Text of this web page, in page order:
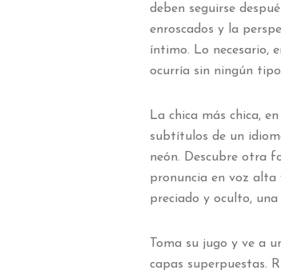
deben seguirse
enroscados y la
íntimo. Lo necesario,
ocurría sin ningún
La chica más chica,
subtítulos de un
neón. Descubre otra
pronuncia en voz alta
preciado y oculto,
Toma su jugo y ve a
capas superpuestas.